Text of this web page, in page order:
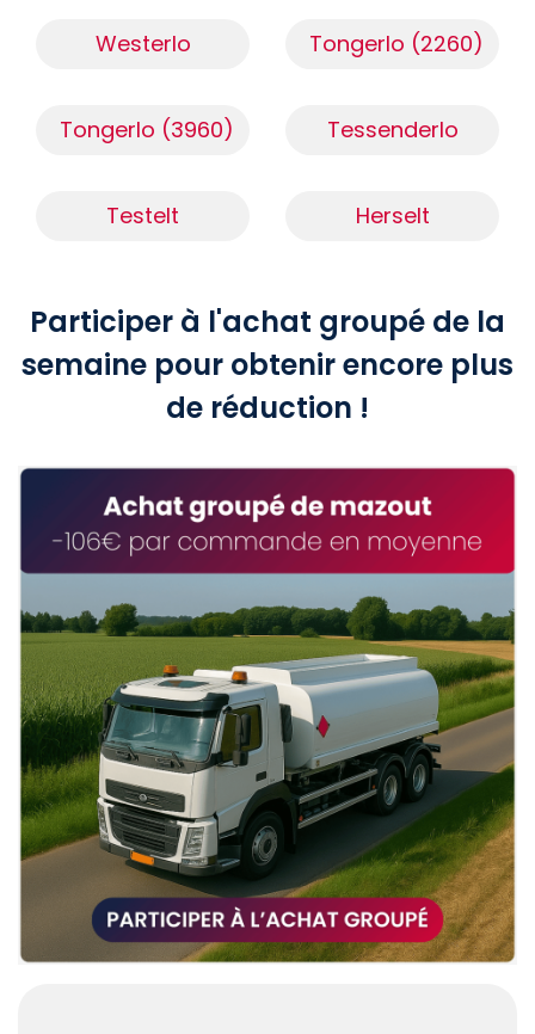
Westerlo Tongerlo (2260)
Tongerlo (3960) Tessenderlo
Testelt Herselt
Participer à l'achat groupé de la
semaine pour obtenir encore plus
de réduction !